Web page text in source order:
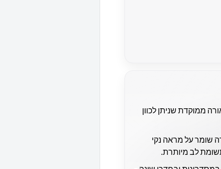
ממוקדת שניתן לכוון
שומר על מראה נקי
לב מיותרת.